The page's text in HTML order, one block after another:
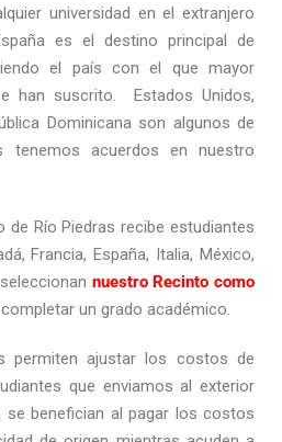
universidad en el extranjero
es el destino principal de
el país con el que mayor
han suscrito. Estados Unidos,
Dominicana son algunos de
tenemos acuerdos en nuestro
de Río Piedras recibe estudiantes
Francia, España, Italia, México,
nuestro Recinto como
un grado académico.
permiten ajustar los costos de
que enviamos al exterior
benefician al pagar los costos